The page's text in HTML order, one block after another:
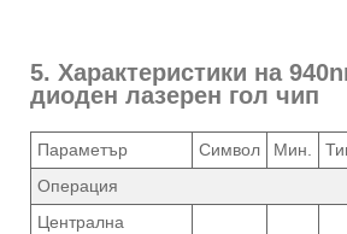
5. Характеристики на
диоден лазерен гол чип
Параметър Символ Мин.
Операция
Централна